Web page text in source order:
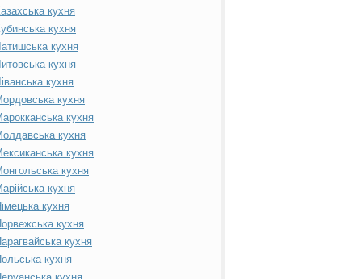
кухня
кухня
кухня
кухня
кухня
кухня
кухня
кухня
кухня
кухня
кухня
кухня
кухня
кухня
кухня